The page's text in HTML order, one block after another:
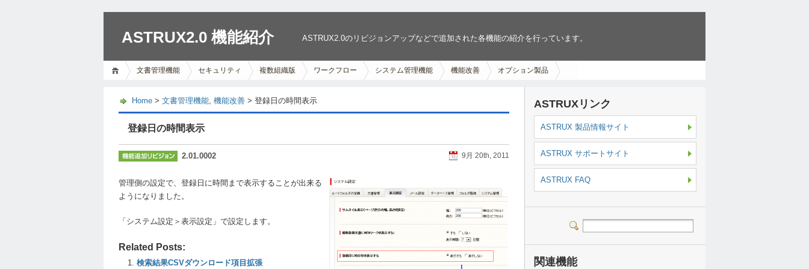
ASTRUX2.0 機能紹介 ASTRUX2.0のリビジョンアップなどで追加された各機能の紹介を行っています。
文書管理機能 セキュリティ 複数組織版 ワークフロー システム管理機能 機能改善 オプション製品
Home > 文書管理機能, 機能改善 > 登録日の時間表示
登録日の時間表示
9月 20th, 2011
2.01.0002
管理側の設定で、登録日に時間まで表示することが出来る
ようになりました。
「システム設定＞表示設定」で設定します。
Related Posts:
検索結果CSVダウンロード項目拡張
ASTRUXリンク
ASTRUX 製品情報サイト
ASTRUX サポートサイト
ASTRUX FAQ
関連機能